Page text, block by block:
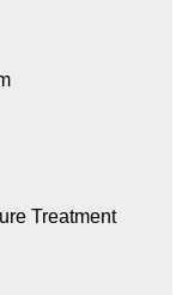
Treatment